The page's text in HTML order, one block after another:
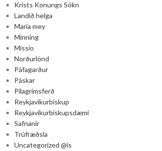
Krists Konungs Sókn
Landið helga
María mey
Minning
Missio
Norðurlönd
Páfagarður
Páskar
Pílagrímsferð
Reykjavíkurbiskup
Reykjavíkurbiskupsdæmi
Safnanir
Trúfræðsla
Uncategorized @is